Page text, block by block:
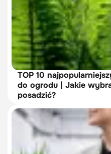
TOP 10
do ogrodu | Jakie
posadzić?